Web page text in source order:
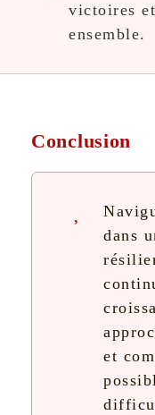
victoires
ensemble.
Conclusion
dans
et